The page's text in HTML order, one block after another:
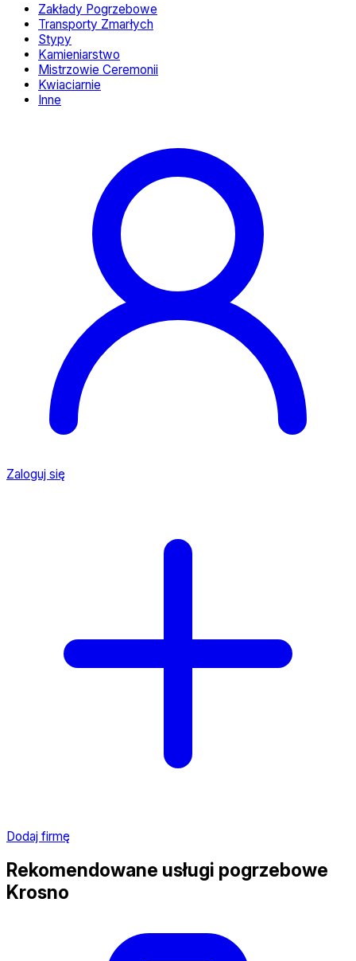
Zakłady Pogrzebowe
Transporty Zmarłych
Stypy
Kamieniarstwo
Mistrzowie Ceremonii
Kwiaciarnie
Inne
Zaloguj się
Dodaj firmę
Rekomendowane usługi pogrzebowe
Krosno